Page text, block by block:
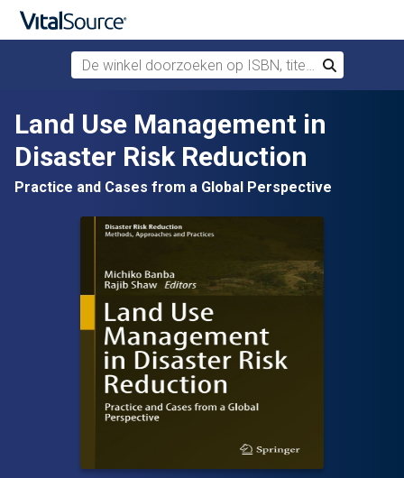
Verdergaan naar belangrijkste inhoud
De winkel doorzoeken op ISBN, titel of auteur
Zoek
Land Use Management in
Disaster Risk Reduction
Practice and Cases from a Global Perspective